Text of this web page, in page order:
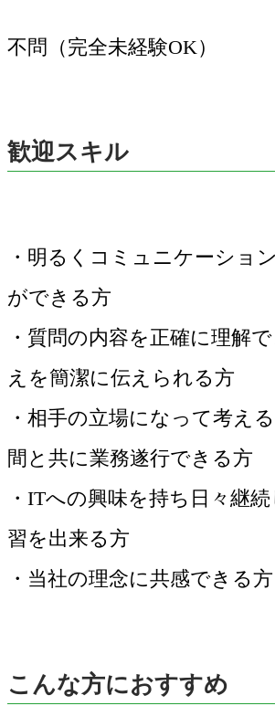
不問（完全未経験OK）
歓迎スキル
・明るくコミュニケーショ
ができる方
・質問の内容を正確に理解
えを簡潔に伝えられる方
・相手の立場になって考え
間と共に業務遂行できる方
・ITへの興味を持ち日々継
習を出来る方
・当社の理念に共感できる方
こんな方におすすめ